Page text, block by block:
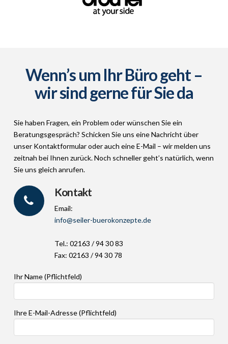
Wenn’s um Ihr Büro geht –
wir sind gerne für Sie da
Sie haben Fragen, ein Problem oder wünschen Sie ein
Beratungsgespräch? Schicken Sie uns eine Nachricht über
unser Kontaktformular oder auch eine E-Mail – wir melden uns
zeitnah bei Ihnen zurück. Noch schneller geht’s natürlich, wenn
Sie uns gleich anrufen.
Kontakt
Email:
info@seiler-buerokonzepte.de
Tel.: 02163 / 94 30 83
Fax: 02163 / 94 30 78
Ihr Name (Pflichtfeld)
Ihre E-Mail-Adresse (Pflichtfeld)